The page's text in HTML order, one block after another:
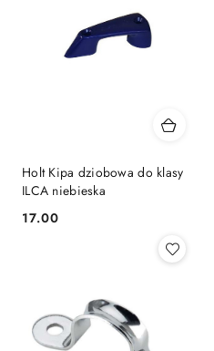
Holt Kipa dziobowa do klasy
ILCA niebieska
Cena:
17.00